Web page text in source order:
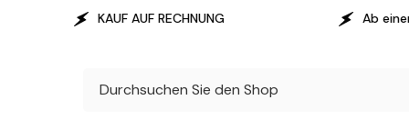
Ab einem Warenwert von 100 €